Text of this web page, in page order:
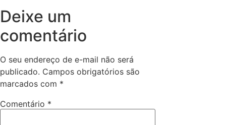
Deixe um
comentário
O seu endereço de e-mail não será
publicado. Campos obrigatórios são
marcados com *
Comentário *